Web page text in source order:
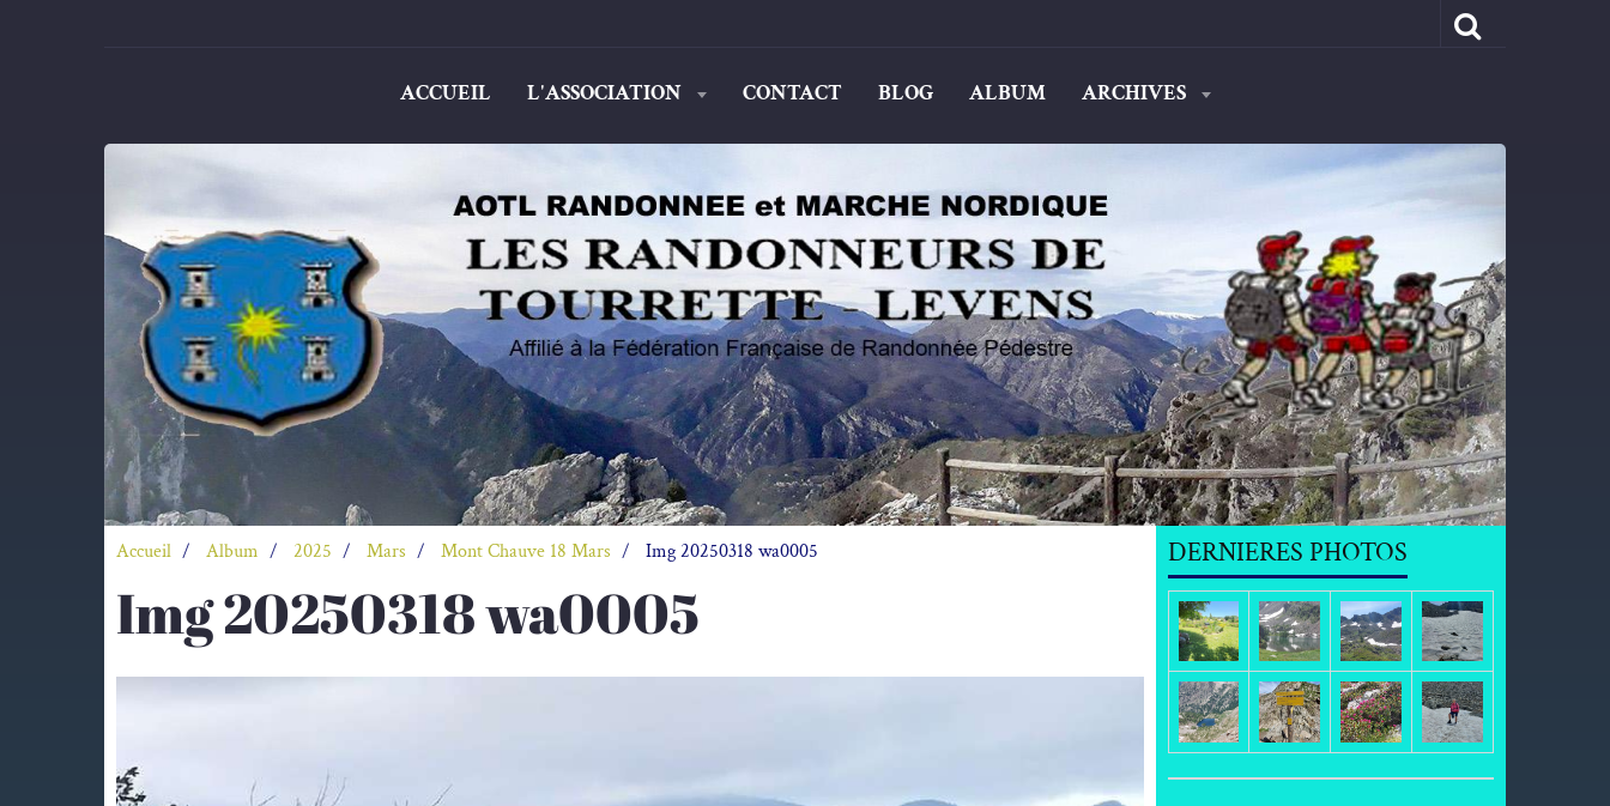
ACCUEIL L'ASSOCIATION CONTACT BLOG ALBUM ARCHIVES
Accueil Album 2025 Mars Mont Chauve 18 Mars Img 20250318 wa0005
Img 20250318 wa0005
DERNIERES PHOTOS